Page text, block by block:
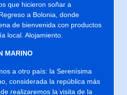
que hicieron soñar a
a Bolonia, donde
de bienvenida con productos
local. Alojamiento.
MARINO
a otro país: la Serenísima
considerada la república más
realizaremos la visita de la